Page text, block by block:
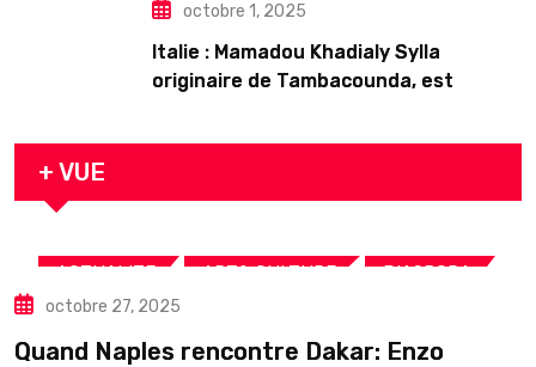
octobre 1, 2025
Italie : Mamadou Khadialy Sylla
originaire de Tambacounda, est
arrestation
+ VUE
ACTUALITE ART& CULTURE DIASPORA
TOURISME
octobre 27, 2025
Quand Naples rencontre Dakar: Enzo